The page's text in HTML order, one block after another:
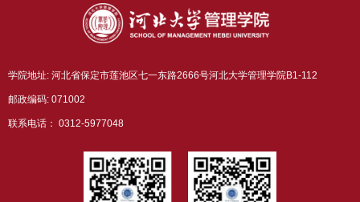
学院地址: 河北省保定市莲池区七一东路2666号河北大学管理学院B1-112
邮政编码: 071002
联系电话： 0312-5977048